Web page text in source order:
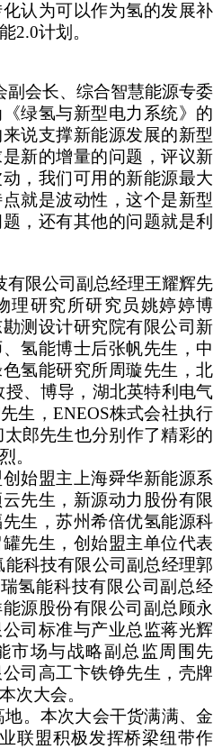
认为可以作为氢的发展补
2.0计划。
副会长、综合智慧能源专委
绿氢与新型电力系统》的
说支撑新能源发展的新型
新的增量的问题，评议新
，我们可用的新能源最大
就是波动性，这个是新型
，还有其他的问题就是利
有限公司副总经理王耀辉先
理研究所研究员姚婷婷博
测设计研究院有限公司新
氢能博士后张帆先生，中
氢能研究所周璇先生，北
授、博导，湖北英特利电气
生， ENEOS株式会社执行
太郎先生也分别作了精彩的
。
始盟主上海舜华新能源系
先生，新源动力股份有限
生，苏州希倍优氢能源科
先生，创始盟主单位代表
能科技有限公司副总经理郭
氢能科技有限公司副总经
源股份有限公司副总顾永
司标准与产业总监蒋光辉
市场与战略副总监周围先
司高工卞铁铮先生，壳牌
次大会。
。本次大会干货满满、金
联盟积极发挥桥梁纽带作